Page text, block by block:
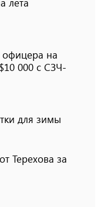
на
000 с СЗЧ-
для зимы
Терехова за